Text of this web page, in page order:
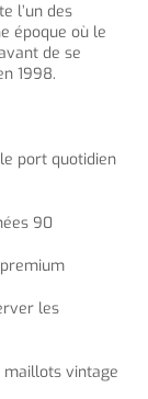
l’un des
époque où le
de se
1998.
port quotidien
90
les
maillots vintage